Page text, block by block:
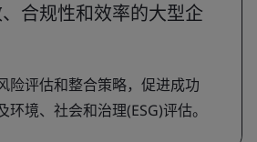
合规性和效率的大型企
险评估和整合策略，促进成功
境、社会和治理(ESG)评估。